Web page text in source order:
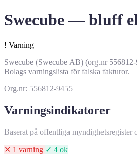
Swecube — bluff
! Varning
Swecube (Swecube AB) (org.nr
Bolags varningslista för falska fakturor.
Org.nr: 556812-9455
Varningsindikatorer
Baserat på offentliga myndighetsregister
✕ 1 varning ✓ 4 ok